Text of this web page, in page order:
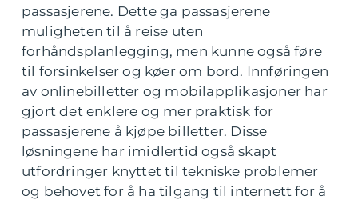
passasjerene. Dette ga passasjerene
muligheten til å reise uten
forhåndsplanlegging, men kunne også føre
til forsinkelser og køer om bord. Innføringen
av onlinebilletter og mobilapplikasjoner har
gjort det enklere og mer praktisk for
passasjerene å kjøpe billetter. Disse
løsningene har imidlertid også skapt
utfordringer knyttet til tekniske problemer
og behovet for å ha tilgang til internett for å